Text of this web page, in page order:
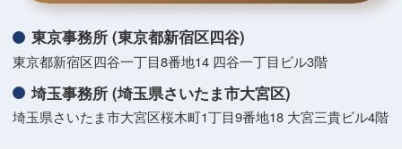
東京事務所 (東京都新宿区四谷)
東京都新宿区四谷一丁目8番地14 四谷一丁目ビル3階
埼玉事務所 (埼玉県さいたま市大宮区)
埼玉県さいたま市大宮区桜木町1丁目9番地18 大宮三貴ビル4階